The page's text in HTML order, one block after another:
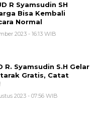
R Syamsudin SH
Bisa Kembali
Normal
2023 - 16:13 WIB
R. Syamsudin S.H Gelar
Gratis, Catat
2023 - 07:56 WIB